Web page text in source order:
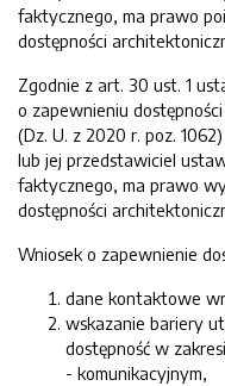
faktycznego, ma prawo
dostępności
Zgodnie z art. 30 ust. 1
o zapewnieniu
(Dz. U. z 2020 r. poz.
lub jej przedstawiciel
faktycznego, ma prawo
dostępności
Wniosek o zapewnienie
dane kontaktowe
wskazanie bariery
dostępność w
- komunikacyjnym,